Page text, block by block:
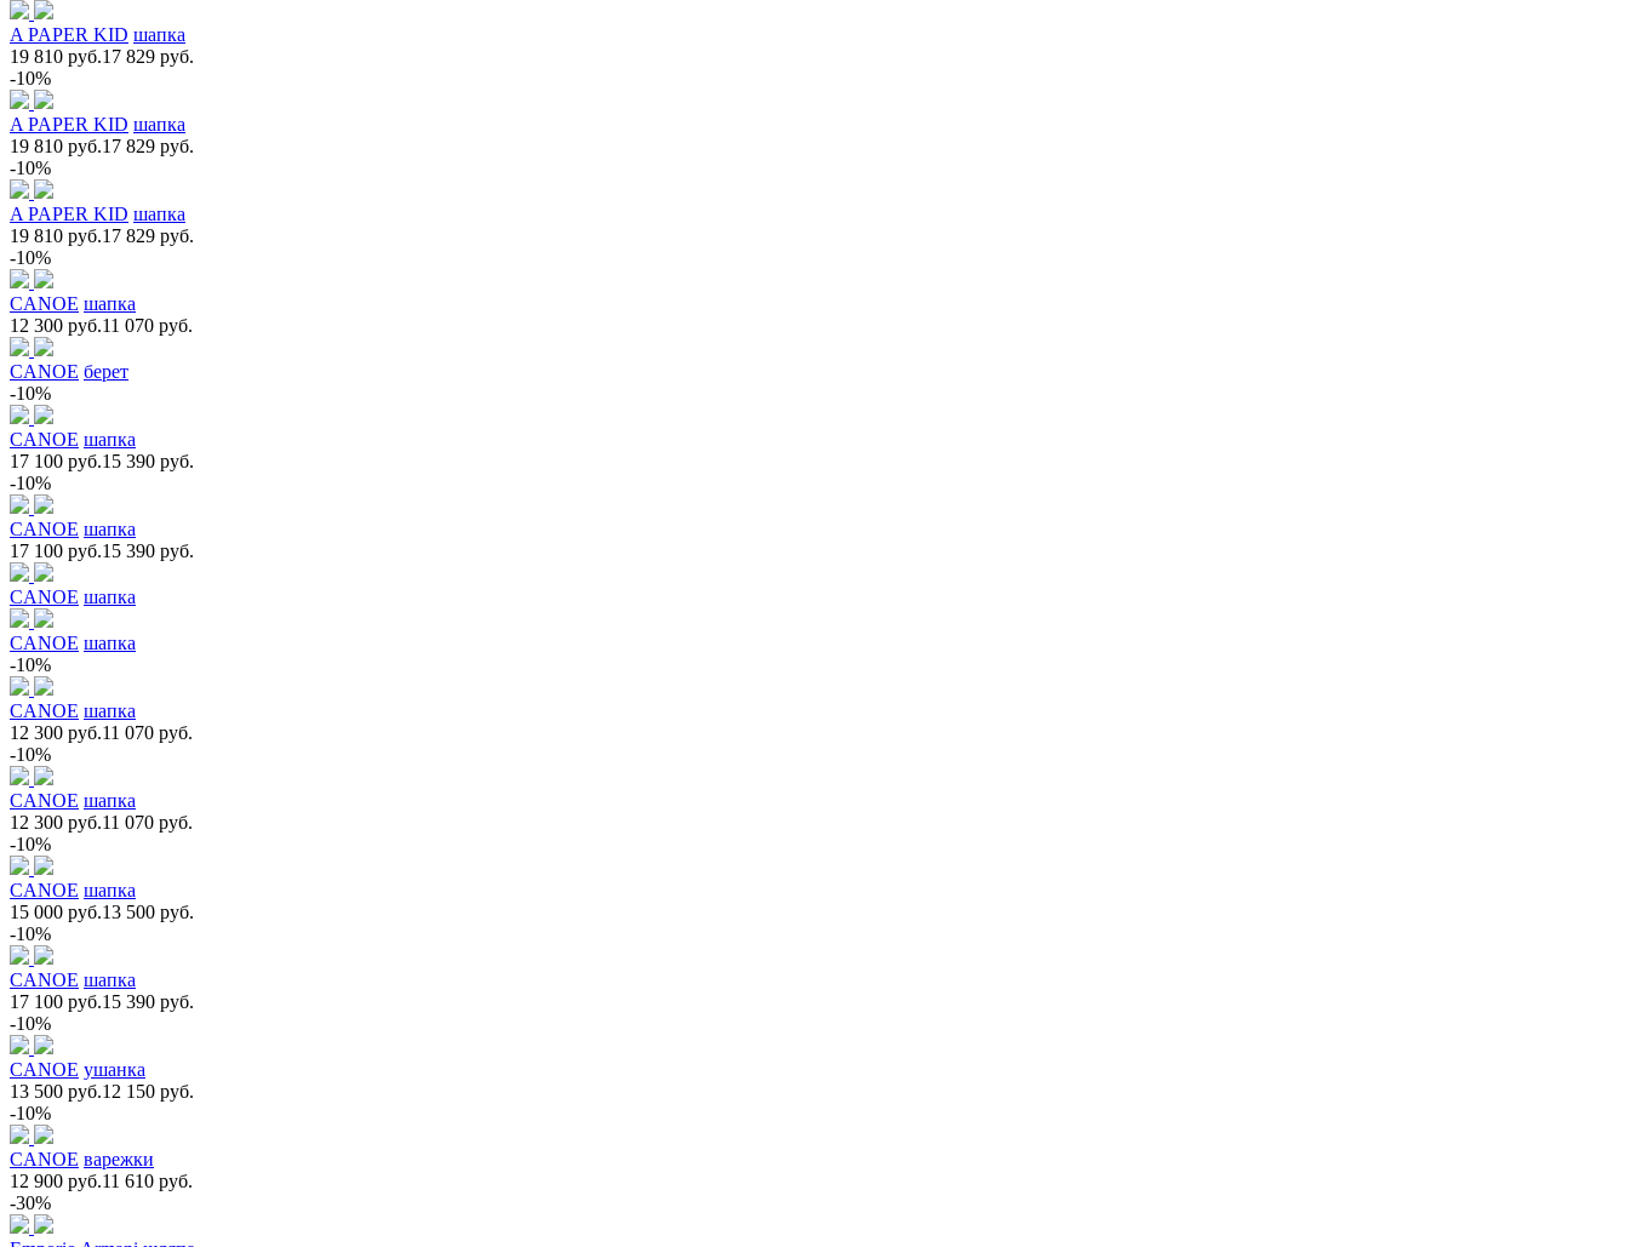
A PAPER KID шапка
19 810 руб.17 829 руб.
-10%
A PAPER KID шапка
19 810 руб.17 829 руб.
-10%
A PAPER KID шапка
19 810 руб.17 829 руб.
-10%
CANOE шапка
12 300 руб.11 070 руб.
CANOE берет
-10%
CANOE шапка
17 100 руб.15 390 руб.
-10%
CANOE шапка
17 100 руб.15 390 руб.
CANOE шапка
CANOE шапка
-10%
CANOE шапка
12 300 руб.11 070 руб.
-10%
CANOE шапка
12 300 руб.11 070 руб.
-10%
CANOE шапка
15 000 руб.13 500 руб.
-10%
CANOE шапка
17 100 руб.15 390 руб.
-10%
CANOE ушанка
13 500 руб.12 150 руб.
-10%
CANOE варежки
12 900 руб.11 610 руб.
-30%